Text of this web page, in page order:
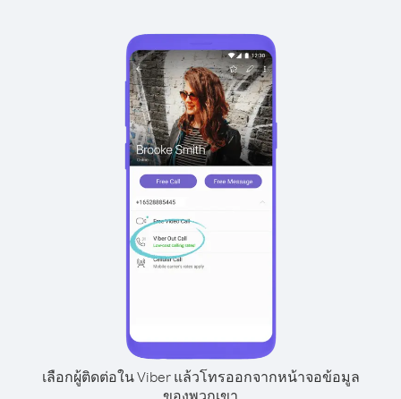
เลือกผู้ติดต่อใน Viber แล้วโทรออกจากหน้าจอข้อมูล
ของพวกเขา